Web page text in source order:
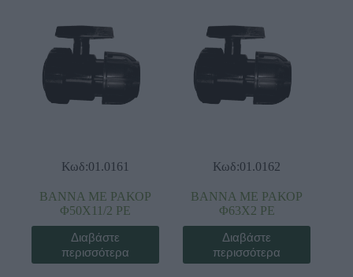
Κωδ:01.0161
ΒΑΝΝΑ ΜΕ ΡΑΚΟΡ
Φ50Χ11/2 ΡΕ
Διαβάστε
περισσότερα
Κωδ:01.0162
ΒΑΝΝΑ ΜΕ ΡΑΚΟΡ
Φ63Χ2 ΡΕ
Διαβάστε
περισσότερα